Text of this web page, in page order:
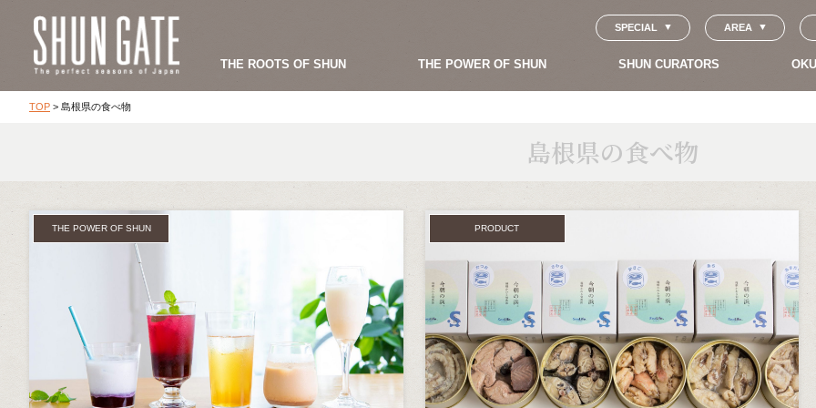
SPECIAL AREA
THE ROOTS OF SHUN THE POWER OF SHUN SHUN CURATORS
TOP > 島根県の食べ物
島根県の食べ物
THE POWER OF SHUN PRODUCT